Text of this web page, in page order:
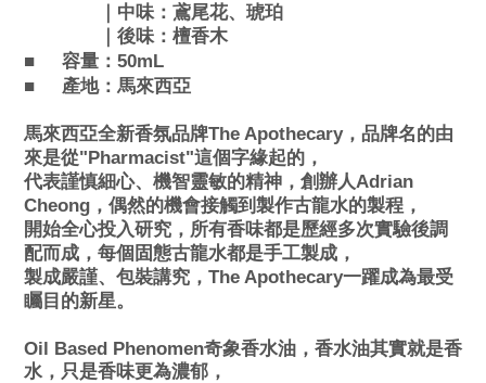
｜中味： 鳶尾花、琥珀
｜後味： 檀香木
■
容量： 50mL
■
產地：馬來西亞
馬來西亞全新香氛品牌The Apothecary，品牌名的由
來是從"Pharmacist"這個字緣起的，
代表謹慎細心、機智靈敏的精神，創辦人Adrian
Cheong，偶然的機會接觸到製作古龍水的製程，
開始全心投入研究，所有香味都是歷經多次實驗後調
配而成， 每個固態古龍水都是手工製成，
製成嚴謹、包裝講究，The Apothecary一躍成為最受
矚目的新星。
Oil Based Phenomen奇象香水油 ，香水油其實就是香
水，只是香味更為濃郁，